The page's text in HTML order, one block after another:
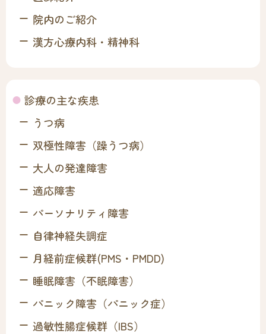
院内のご紹介
漢方心療内科・精神科
診療の主な疾患
うつ病
双極性障害（躁うつ病）
大人の発達障害
適応障害
パーソナリティ障害
自律神経失調症
月経前症候群(PMS・PMDD)
睡眠障害（不眠障害）
パニック障害（パニック症）
過敏性腸症候群（IBS）